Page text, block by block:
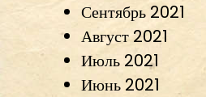
Сентябрь 2021
Август 2021
Июль 2021
Июнь 2021